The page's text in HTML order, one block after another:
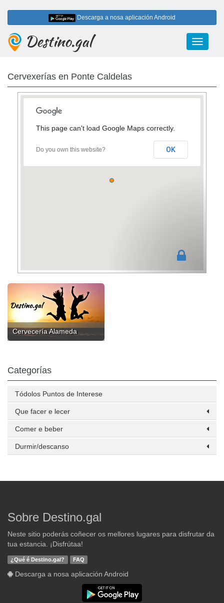
Descarga a nosa aplicación Android
Toggle
Destino.gal
Cervexerías en Ponte Caldelas
This page can't load Google Maps correctly.
Do you own this website? OK
Cervecería Alameda
Categorías
Tódolos Puntos de Interese
Que facer e lecer
Comer e beber
Durmir/descanso
Sobre Destino.gal
Neste sitio poderás coñecer os mellores lugares para disfrutar da
tua estancia. ¡Disfrútaa!
¿Qué é Destino.gal? FAQ
Descarga a nosa aplicación Android